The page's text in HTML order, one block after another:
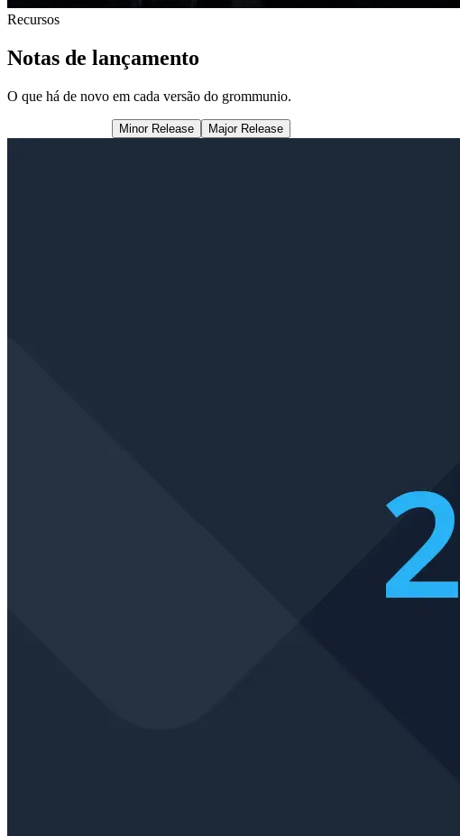
Recursos
Notas de lançamento
O que há de novo em cada versão do grommunio.
Minor Release Major Release